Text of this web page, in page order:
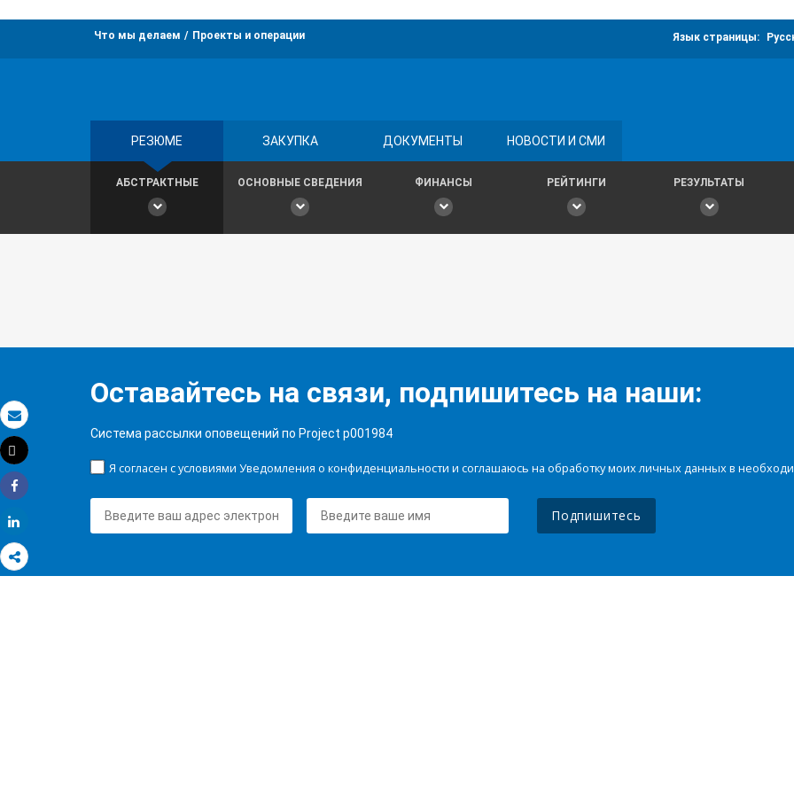
Электронная почта
Распечатать
Tweet
Share
Что мы делаем Проекты и операции Язык страницы:
РЕЗЮМЕ ЗАКУПКА ДОКУМЕНТЫ НОВОСТИ И СМИ
АБСТРАКТНЫЕ ОСНОВНЫЕ СВЕДЕНИЯ ФИНАНСЫ РЕЙТИНГИ РЕЗУЛЬТАТЫ
Оставайтесь на связи, подпишитесь на наши:
Система рассылки оповещений по Project p001984
Я согласен с условиями Уведомления о конфиденциальности и соглашаюсь на обработку моих личных данных в
Подпишитесь